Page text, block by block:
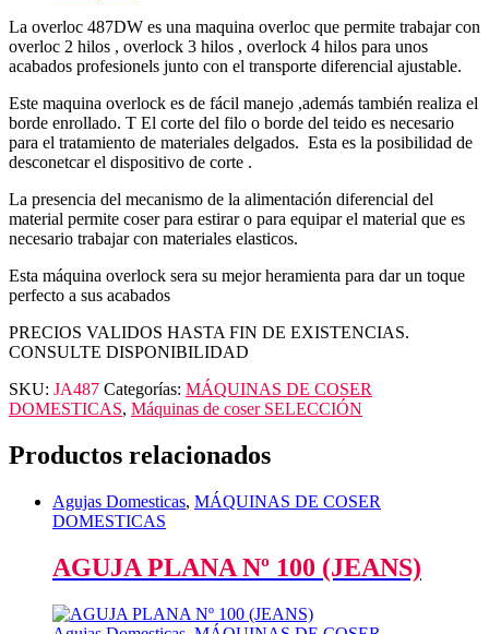
quantity
La overloc 487DW es una maquina overloc que permite trabajar con
overloc 2 hilos , overlock 3 hilos , overlock 4 hilos para unos
acabados profesionels junto con el transporte diferencial ajustable.
Este maquina overlock es de fácil manejo ,además también realiza el
borde enrollado. T El corte del filo o borde del teido es necesario
para el tratamiento de materiales delgados. Esta es la posibilidad de
desconetcar el dispositivo de corte .
La presencia del mecanismo de la alimentación diferencial del
material permite coser para estirar o para equipar el material que es
necesario trabajar con materiales elasticos.
Esta máquina overlock sera su mejor heramienta para dar un toque
perfecto a sus acabados
PRECIOS VALIDOS HASTA FIN DE EXISTENCIAS.
CONSULTE DISPONIBILIDAD
SKU: JA487 Categorías: MÁQUINAS DE COSER
DOMESTICAS, Máquinas de coser SELECCIÓN
Productos relacionados
Agujas Domesticas, MÁQUINAS DE COSER
DOMESTICAS
AGUJA PLANA Nº 100 (JEANS)